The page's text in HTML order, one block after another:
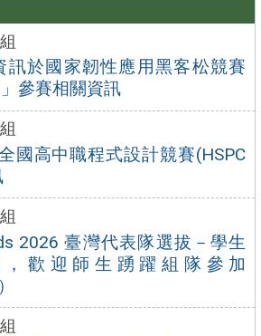
訊於國家韌性應用黑客松競賽
」參賽相關資訊
國高中職程式設計競賽(HSPC
2026 臺灣代表隊選拔－學生
歡迎師生踴躍組隊參加